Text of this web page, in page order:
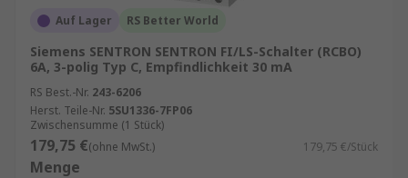
Auf Lager RS Better World
Siemens SENTRON SENTRON FI/LS-Schalter (RCBO)
6A, 3-polig Typ C, Empfindlichkeit 30 mA
RS Best.-Nr. 243-6206
Herst. Teile-Nr. 5SU1336-7FP06
Zwischensumme (1 Stück)
179,75 €(ohne MwSt.) 179,75 €/Stück
Menge